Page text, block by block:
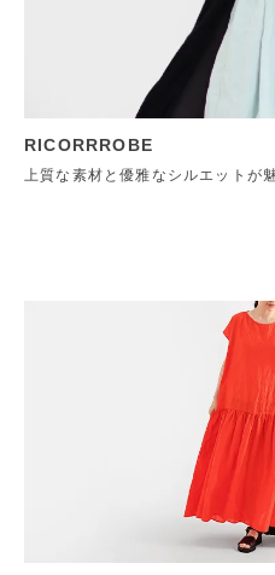
RICORRROBE
上質な素材と優雅なシルエットが